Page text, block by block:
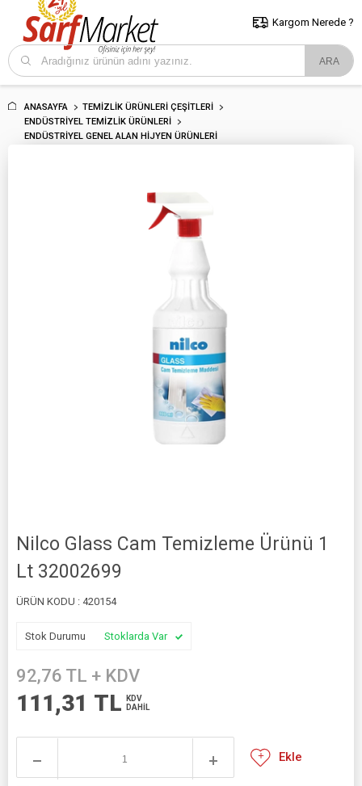
5000 TL ve Üzeri Alışverişlerde İstanbul İçi Kargo Bedava!
ve Trakya İçin Tıklayın..
Kargom Nerede ?
ANASAYFA
TEMIZLIK ÜRÜNLERI ÇEŞITLERI
ENDÜSTRIYEL TEMIZLIK ÜRÜNLERI
ENDÜSTRIYEL GENEL ALAN HIJYEN ÜRÜNLERI
Nilco Glass Cam Temizleme Ürünü 1
Lt 32002699
ÜRÜN KODU : 420154
Stok Durumu Stoklarda Var
92,76 TL + KDV
111,31 TL
KDV
DAHİL
Ekle